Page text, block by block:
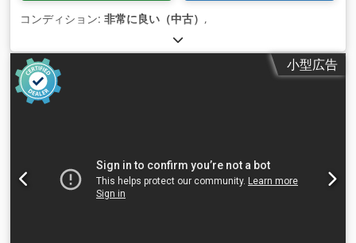
コンディション: 非常に良い（中古） ,
小型広告